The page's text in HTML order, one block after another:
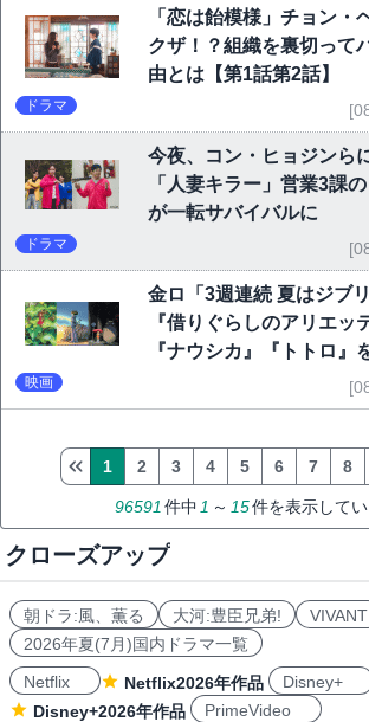
「恋は飴模様」チョン・
クザ！？組織を裏切って
由とは【第1話第2話】
ドラマ
今夜、コン・ヒョジンら
「人妻キラー」営業3課
が一転サバイバルに
ドラマ
金ロ「3週連続 夏はジブ
『借りぐらしのアリエッ
『ナウシカ』『トトロ』
映画
96591 件中 1 ～ 15件を表示してい
1 2 3 4 5 6 7 8
クローズアップ
朝ドラ:風、薫る 大河:豊臣兄弟!
VIVANT
2026年夏(7月)国内ドラマ一覧
Netflix
Netflix2026年作品
Disney+
Disney+2026年作品
PrimeVideo